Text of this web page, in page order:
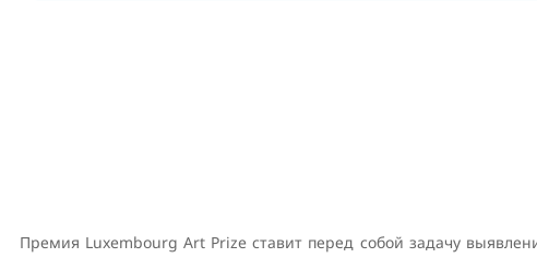
Премия Luxembourg Art Prize ставит перед собой задачу